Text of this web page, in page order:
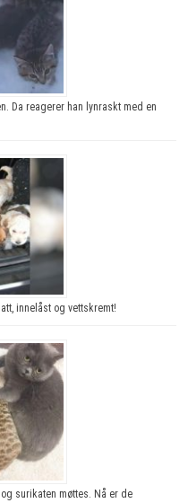
Da reagerer han lynraskt med en
innelåst og vettskremt!
surikaten møttes. Nå er de